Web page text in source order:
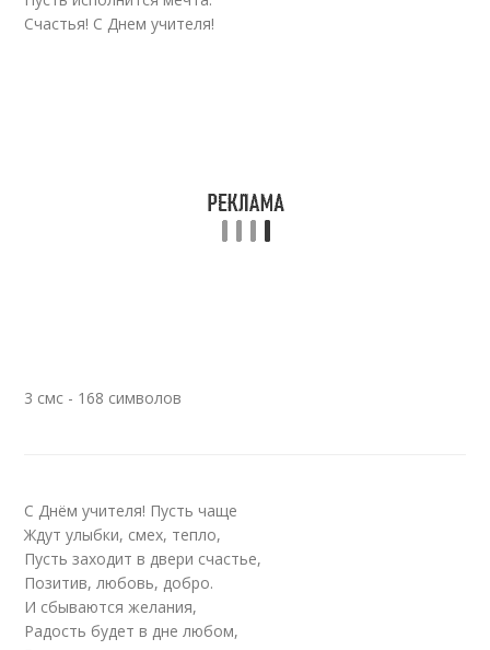
Счастья! С Днем учителя!
3 смс - 168 символов
С Днём учителя! Пусть чаще
Ждут улыбки, смех, тепло,
Пусть заходит в двери счастье,
Позитив, любовь, добро.
И сбываются желания,
Радость будет в дне любом,